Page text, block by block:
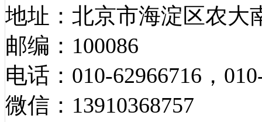
地址：北京市海淀区农大
邮编：100086
电话：010-62966716，
微信：13910368757